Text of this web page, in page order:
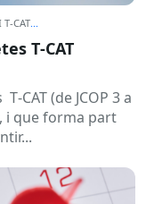
T-CAT
T‑CAT
(de JCOP 3 a
i que forma part